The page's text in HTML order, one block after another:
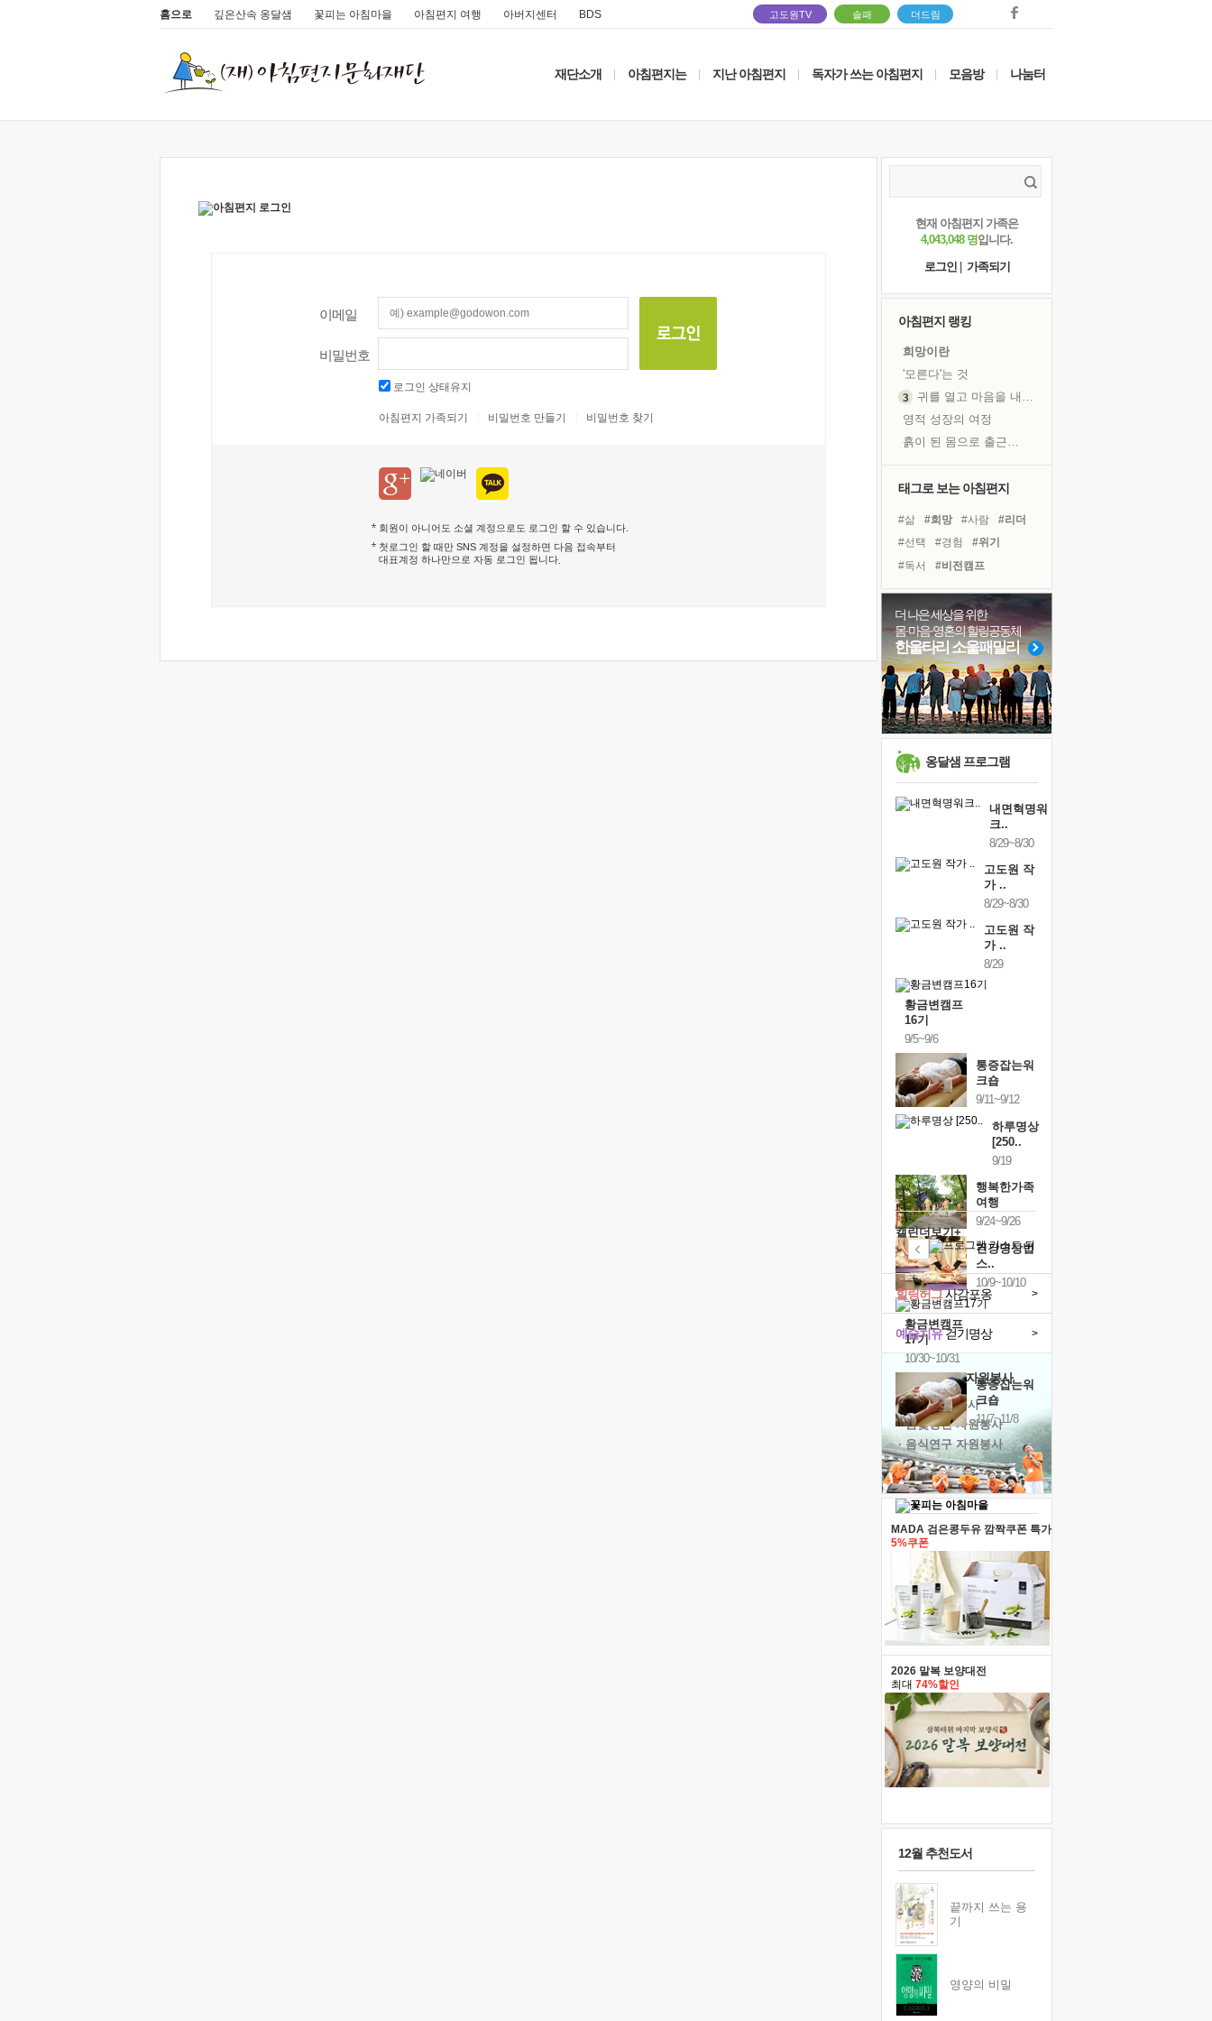
홈으로 깊은산속 옹달샘 꽃피는 아침마을 아침편지 여행 아버지센터 BDS 고도원TV 솔패 더드림
재단소개 아침편지는 지난 아침편지 독자가 쓰는 아침편지 모음방 나눔터
이메일
비밀번호
로그인 상태유지
아침편지 가족되기 비밀번호 만들기 비밀번호 찾기
회원이 아니어도 소셜 계정으로도 로그인 할 수 있습니다.
첫로그인 할 때만 SNS 계정을 설정하면 다음 접속부터
대표계정 하나만으로 자동 로그인 됩니다
현재 아침편지 가족은
4,043,048 명입니다.
로그인
가족되기
아침편지 랭킹
희망이란
'모른다'는 것
귀를 열고 마음을 내어주고
영적 성장의 여정
흙이 된 몸으로 출근하는 여자
졸업식 사진을 보며
'말 타는 법'을 먼저
슬럼프
아픈 아버지를 위한 공간 설계
보고 싶은 어머니
유년 시절의 부산 영도 바다
못된 꼰대들
너무 황홀한 꽃들이여!
태그로 보는 아침편지
#삶 #희망 #사람
#리더
#선택
#경험
#위기
#독서
#비전캠프
#독서캠프
#나눔
#명상
#힐링
#도움
#계획
#건강
#바이러스
#다짐
#친구
#유튜브
#면역력
#아이들
더 나은 세상을 위한
몸·마음·영혼의 힐링공동체
한울타리 소울패밀리
옹달샘 프로그램
내면혁명워
크..
8/29~8/30
고도원 작
가 ..
8/29~8/30
고도원 작
가 ..
8/29
황금변캠프
16기
9/5~9/6
통증잡는워
크숍
9/11~9/12
하루명상
[250..
9/19
행복한가족
여행
9/24~9/26
건강명상법
스..
10/9~10/10
황금변캠프
17기
10/30~10/31
통증잡는워
크숍
11/7~11/8
캘린더보기+
예술치유걷기명상 >
힐링허그사감포옹 >
'옹달샘의 꽃'자원봉사
· 청년 자원봉사
· 금빛청년 자원봉사
· 음식연구 자원봉사
MADA 검은콩두유 깜짝쿠폰 특가
5%쿠폰
2026 말복 보양대전
최대 74%할인
12월 추천도서
끝까지 쓰는 용
기
영양의 비밀